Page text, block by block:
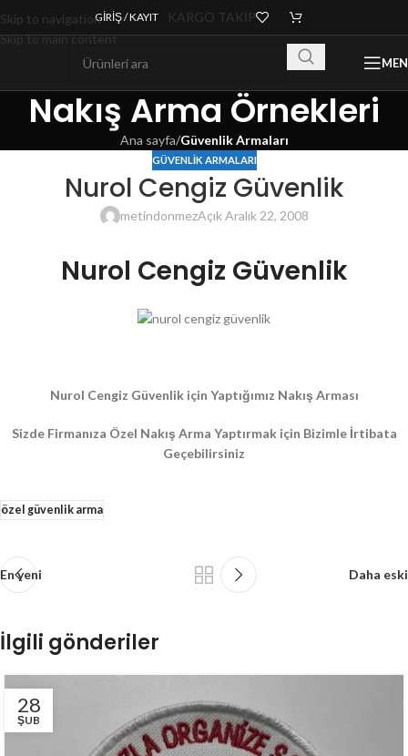
Skip to navigation
Skip to main content
GIRIŞ / KAYIT KARGO TAKİP
Nakış Arma Örnekleri
Ana sayfa/Güvenlik Armaları
GÜVENLIK ARMALARI
Nurol Cengiz Güvenlik
metindonmezAçık Aralık 22, 2008
Nurol Cengiz Güvenlik
Nurol Cengiz Güvenlik için Yaptığımız Nakış Arması
Sizde Firmanıza Özel Nakış Arma Yaptırmak için Bizimle İrtibata
Geçebilirsiniz
özel güvenlik arma
En yeni Daha eski
İlgili gönderiler
28
ŞUB